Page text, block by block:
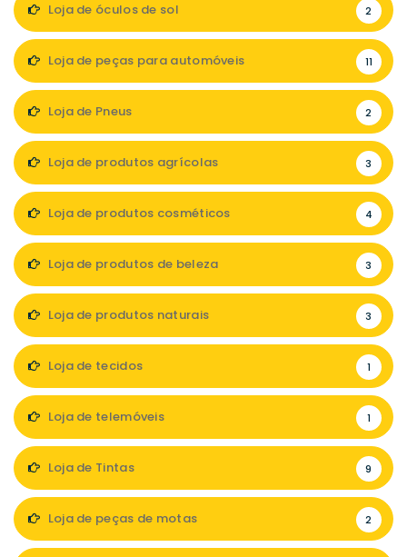
Loja de óculos de sol 2
Loja de peças para automóveis 11
Loja de Pneus 2
Loja de produtos agrícolas 3
Loja de produtos cosméticos 4
Loja de produtos de beleza 3
Loja de produtos naturais 3
Loja de tecidos 1
Loja de telemóveis 1
Loja de Tintas 9
Loja de peças de motas 2